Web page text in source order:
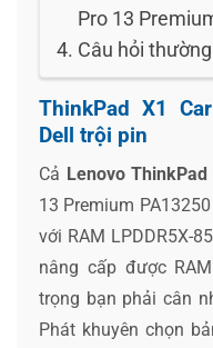
Pro 13
Câu hỏi
ThinkPad X1
Dell trội pin
Cả Lenovo
13 Premium
với RAM LPDDR5X-
nâng cấp được
trọng bạn phải cân
Phát khuyên chọn